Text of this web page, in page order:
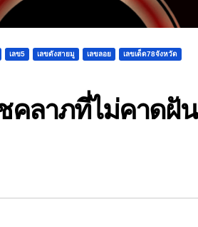
เลข5 เลขดังสายมู เลขลอย เลขเด็ด78จังหวัด
คลาภที่ไม่คาดฝัน